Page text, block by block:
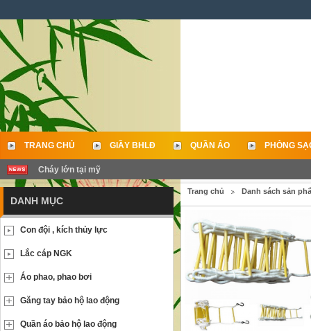
TRANG CHỦ GIẦY BHLĐ QUẦN ÁO PHÒNG
LIÊN HỆ
Cháy lớn tại mỹ
Trang chủ Danh sách sản
DANH MỤC
Con đội , kích thủy lực
Lắc cáp NGK
Áo phao, phao bơi
Găng tay bảo hộ lao động
Quần áo bảo hộ lao động